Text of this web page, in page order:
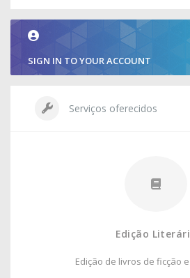
SIGN IN TO YOUR ACCOUNT
Serviços oferecidos
Edição
Edição de livros de ficção